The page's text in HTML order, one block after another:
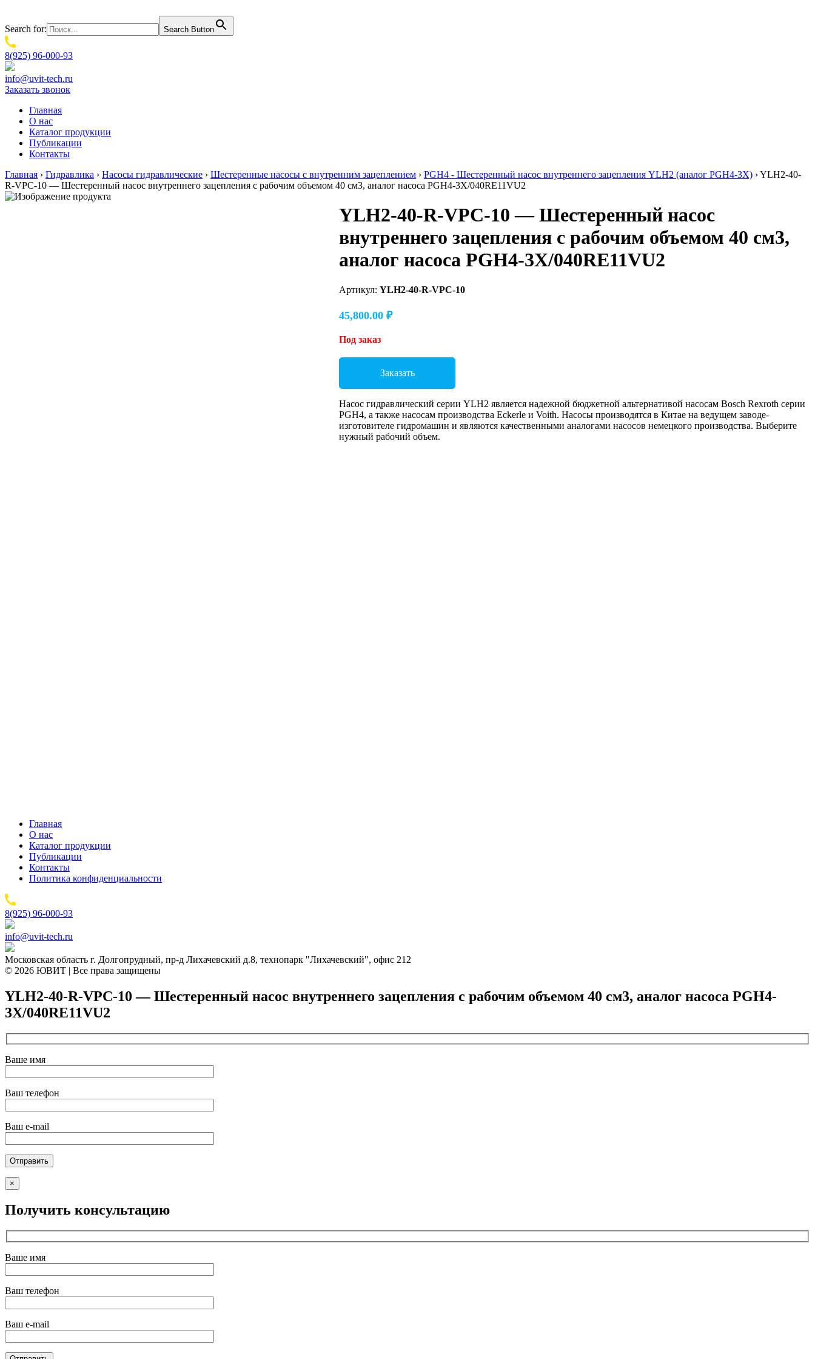
Search for: Search Button
8(925) 96-000-93
info@uvit-tech.ru
Заказать звонок
Главная
О нас
Каталог продукции
Публикации
Контакты
Главная › Гидравлика › Насосы гидравлические › Шестеренные насосы с внутренним зацеплением › PGH4 - Шестеренный насос внутреннего зацепления YLH2 (аналог PGH4-3X) ›YLH2-40-
R-VPC-10 — Шестеренный насос внутреннего зацепления с рабочим объемом 40 см3, аналог насоса PGH4-3X/040RE11VU2
YLH2-40-R-VPC-10 — Шестеренный насос
внутреннего зацепления с рабочим объемом 40 см3,
аналог насоса PGH4-3X/040RE11VU2
Артикул:YLH2-40-R-VPC-10
45,800.00₽
Под заказ
Заказать
Насос гидравлический серии YLH2 является надежной бюджетной альтернативой насосам Bosch Rexroth серии
PGH4, а также насосам производства Eckerle и Voith. Насосы производятся в Китае на ведущем заводе-
изготовителе гидромашин и являются качественными аналогами насосов немецкого производства. Выберите
нужный рабочий объем.
Главная
О нас
Каталог продукции
Публикации
Контакты
Политика конфиденциальности
8(925) 96-000-93
info@uvit-tech.ru
Московская область г. Долгопрудный, пр-д Лихачевский д.8, технопарк "Лихачевский", офис 212
© 2026 ЮВИТ | Все права защищены
YLH2-40-R-VPC-10 — Шестеренный насос внутреннего зацепления с рабочим объемом 40 см3, аналог насоса PGH4-
3X/040RE11VU2
Ваше имя
Ваш телефон
Ваш e-mail
×
Получить консультацию
Ваше имя
Ваш телефон
Ваш e-mail